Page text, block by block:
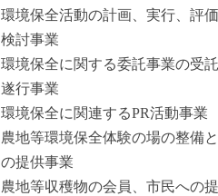
環境保全活動の計画、実行、評価
検討事業
環境保全に関する委託事業の受託
遂行事業
環境保全に関連するPR活動事業
農地等環境保全体験の場の整備
の提供事業
農地等収穫物の会員、市民への